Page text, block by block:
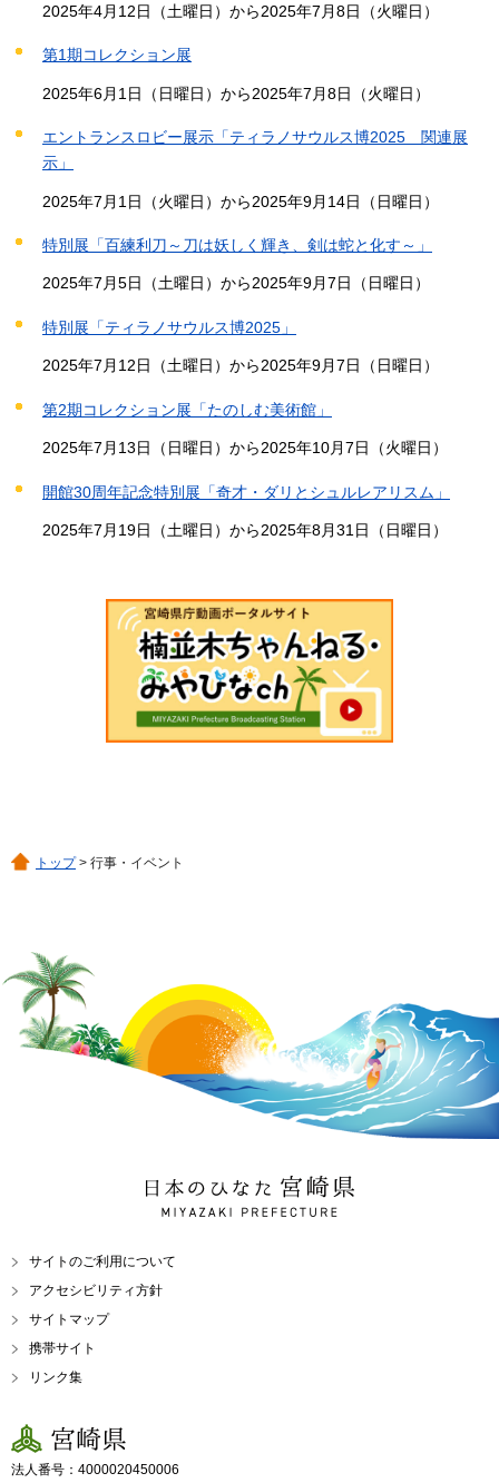
2025年4月12日（土曜日）から2025年7月8日（火曜日）
第1期コレクション展
2025年6月1日（日曜日）から2025年7月8日（火曜日）
エントランスロビー展示「ティラノサウルス博2025 関連展
示」
2025年7月1日（火曜日）から2025年9月14日（日曜日）
特別展「百練利刀～刀は妖しく輝き、剣は蛇と化す～」
2025年7月5日（土曜日）から2025年9月7日（日曜日）
特別展「ティラノサウルス博2025」
2025年7月12日（土曜日）から2025年9月7日（日曜日）
第2期コレクション展「たのしむ美術館」
2025年7月13日（日曜日）から2025年10月7日（火曜日）
開館30周年記念特別展「奇才・ダリとシュルレアリスム」
2025年7月19日（土曜日）から2025年8月31日（日曜日）
トップ> 行事・イベント
日本のひなた 宮崎県
MIYAZAKI PREFECTURE
サイトのご利用について
アクセシビリティ方針
サイトマップ
携帯サイト
リンク集
宮崎県
法人番号：4000020450006